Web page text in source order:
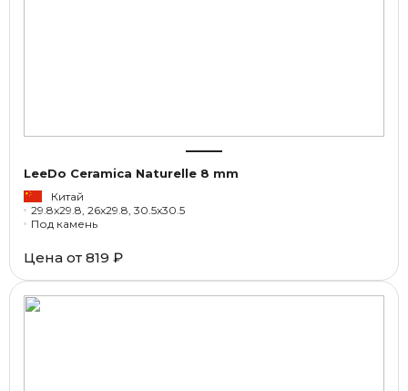
LeeDo Ceramica Naturelle 8 mm
Китай
29.8x29.8, 26x29.8, 30.5x30.5
Под камень
Цена от 819 ₽